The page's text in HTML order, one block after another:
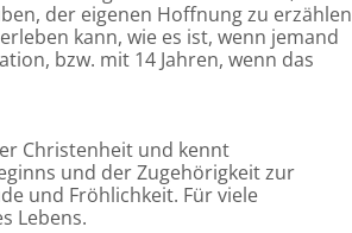
der eigenen Hoffnung zu erzählen
kann, wie es ist, wenn jemand
bzw. mit 14 Jahren, wenn das
Christenheit und kennt
und der Zugehörigkeit zur
und Fröhlichkeit. Für viele
Lebens.